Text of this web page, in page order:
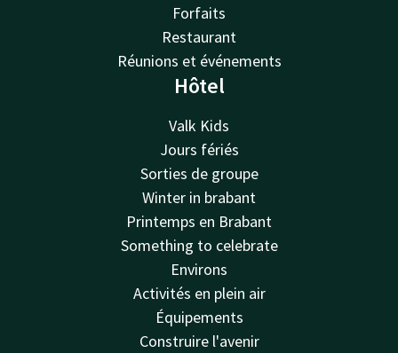
Forfaits
Restaurant
Réunions et événements
Hôtel
Valk Kids
Jours fériés
Sorties de groupe
Winter in brabant
Printemps en Brabant
Something to celebrate
Environs
Activités en plein air
Équipements
Construire l'avenir